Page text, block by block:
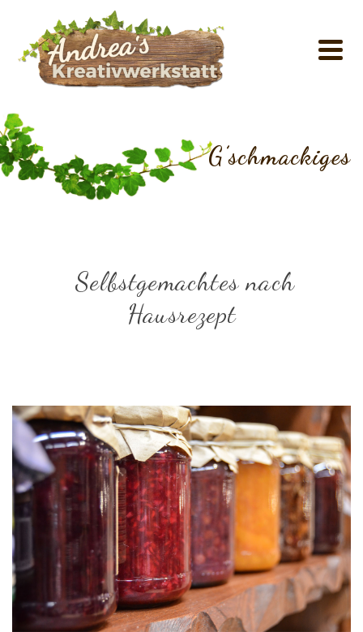
G’schmackiges
Selbstgemachtes nach
Hausrezept